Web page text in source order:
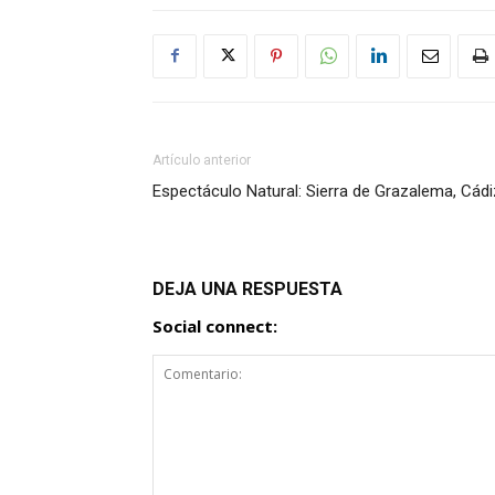
Artículo anterior
Espectáculo Natural: Sierra de Grazalema,
DEJA UNA RESPUESTA
Social connect: